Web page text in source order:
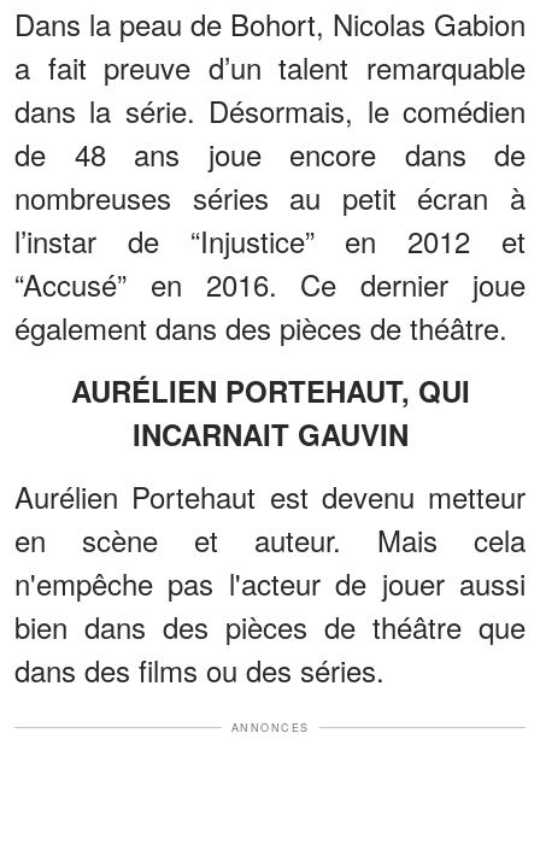
Dans la peau de Bohort, Nicolas Gabion
a fait preuve d’un talent remarquable
dans la série. Désormais, le comédien
de 48 ans joue encore dans de
nombreuses séries au petit écran à
l’instar de “Injustice” en 2012 et
“Accusé” en 2016. Ce dernier joue
également dans des pièces de théâtre.
AURÉLIEN PORTEHAUT, QUI
INCARNAIT GAUVIN
Aurélien Portehaut est devenu metteur
en scène et auteur. Mais cela
n'empêche pas l'acteur de jouer aussi
bien dans des pièces de théâtre que
dans des films ou des séries.
ANNONCES